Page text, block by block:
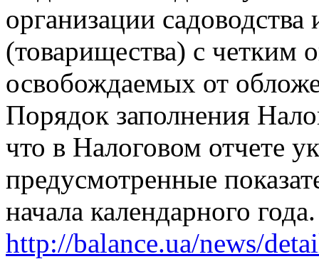
организации
(товарищества) с четким
освобождаемых от
Порядок заполнения
что в Налоговом отчете
предусмотренные
начала календарного года.
http://balance.ua/news/